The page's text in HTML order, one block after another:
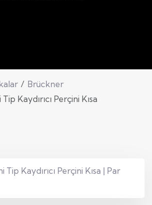
Brückner
Kaydırıcı Perçini Kısa